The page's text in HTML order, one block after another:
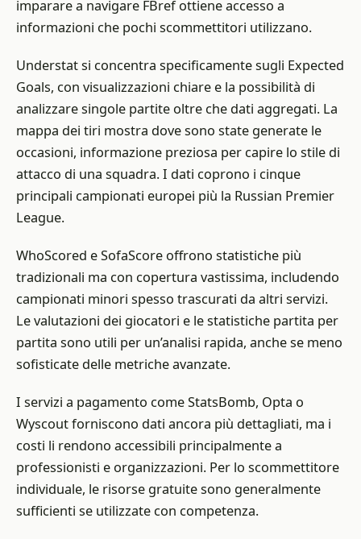
imparare a navigare FBref ottiene accesso a
informazioni che pochi scommettitori utilizzano.
Understat si concentra specificamente sugli Expected
Goals, con visualizzazioni chiare e la possibilità di
analizzare singole partite oltre che dati aggregati. La
mappa dei tiri mostra dove sono state generate le
occasioni, informazione preziosa per capire lo stile di
attacco di una squadra. I dati coprono i cinque
principali campionati europei più la Russian Premier
League.
WhoScored e SofaScore offrono statistiche più
tradizionali ma con copertura vastissima, includendo
campionati minori spesso trascurati da altri servizi.
Le valutazioni dei giocatori e le statistiche partita per
partita sono utili per un’analisi rapida, anche se meno
sofisticate delle metriche avanzate.
I servizi a pagamento come StatsBomb, Opta o
Wyscout forniscono dati ancora più dettagliati, ma i
costi li rendono accessibili principalmente a
professionisti e organizzazioni. Per lo scommettitore
individuale, le risorse gratuite sono generalmente
sufficienti se utilizzate con competenza.